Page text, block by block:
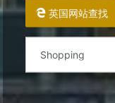
英国网站查找